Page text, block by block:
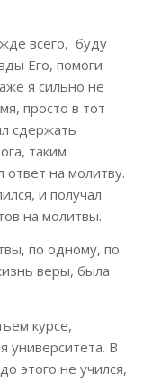
всего, буду
Его, помоги
я сильно не
просто в тот
сдержать
таким
на молитву.
и получал
на молитвы.
по одному, по
веры, была
курсе,
университета. В
этого не учился,